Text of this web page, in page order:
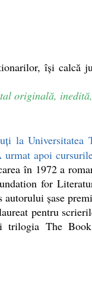
își calcă
originală,
la
apoi
în 1972 a
for
şase
pentru
The